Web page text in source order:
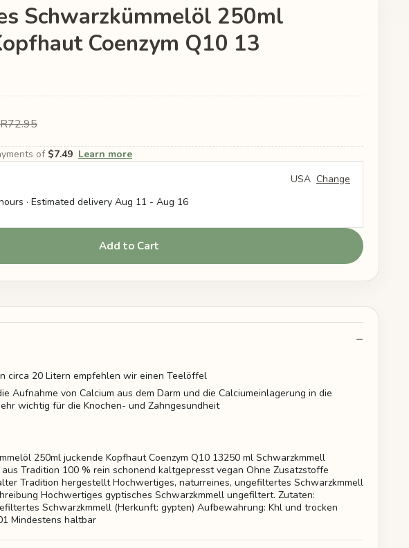
Schwarzkümmelöl 250ml
Coenzym Q10 13
of $7.49 Learn more
USA Change
· Estimated delivery Aug 11 - Aug 16
Add to Cart
circa 20 Litern empfehlen wir einen Teelöffel
Aufnahme von Calcium aus dem Darm und die Calciumeinlagerung in die
wichtig für die Knochen- und Zahngesundheit
250ml juckende Kopfhaut Coenzym Q10 13250 ml Schwarzkmmell
Tradition 100 % rein schonend kaltgepresst vegan Ohne Zusatzstoffe
Tradition hergestellt Hochwertiges, naturreines, ungefiltertes Schwarzkmmell
Hochwertiges gyptisches Schwarzkmmell ungefiltert. Zutaten:
Schwarzkmmell (Herkunft: gypten) Aufbewahrung: Khl und trocken
Mindestens haltbar